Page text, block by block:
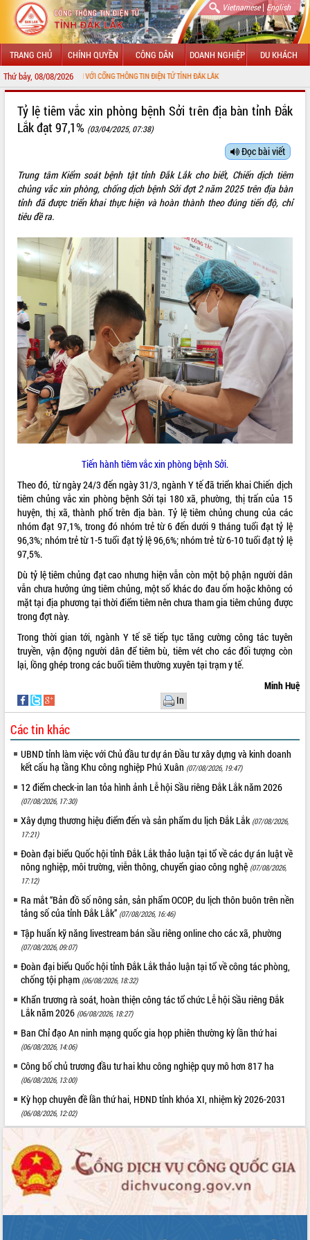
Vietnamese| English
TRANG CHỦ CHÍNH QUYỀN CÔNG DÂN DOANH NGHIỆP DU KHÁCH
Thứ bảy, 08/08/2026
CHÀO MỪNG ĐẾN VỚI CỔNG THÔNG TIN ĐIỆN TỬ TỈNH ĐẮK LẮK
LÃNH ĐẠO UBND TỈNH
SỞ, BAN, NGÀNH
UBND CÁC XÃ, PHƯỜNG
THÔNG TIN CHỈ ĐẠO ĐIỀU HÀNH
HỆ THỐNG VĂN BẢN
VĂN BẢN HĐND TỈNH
ĐIỂM TIN VĂN BẢN
QUY HOẠCH - KẾ HOẠCH
VIDEO
Loading the player...
và tặng quà người dân xã Cư Pui
tháng 7/2026
Lễ truy tặng danh hiệu “Bà Mẹ Việt
Nam Anh hùng” và trao Huân chương
UBND tỉnh Đắk Lắk triển khai nhiệm
vụ 6 tháng cuối năm 2026
Kỳ họp thứ Hai, Hội đồng nhân dân
tỉnh khóa XI quyết nghị nhiều nội dung
quan trọng
Bí thư Tỉnh ủy Lương Nguyễn Minh
Triết thăm, tặng quà người có công với
cách mạng
Rà soát, hoàn thiện hệ thống thiết chế
văn hóa, thể thao đáp ứng yêu cầu
phát triển mới
Thường trực HĐND tỉnh Đắk Lắk gặp
mặt Đoàn chuyên gia y tế TP. Hồ Chí
Minh
Lễ truy điệu và an táng hài cốt liệt sĩ
tại Nghĩa trang Liệt sĩ xã Sơn Hòa
Bàn giải pháp tháo gỡ khó khăn trong
xuất khẩu sầu riêng và triển khai quy
định EUDR
Thứ trưởng Bộ Nông nghiệp và Môi
trường Nguyễn Hoàng Hiệp khảo sát
vùng trồng và doanh nghiệp đóng gói
sầu riêng tại Đắk Lắk
món ăn từ sầu riêng
Đắk Lắk công bố Quy hoạch và xúc
tiến đầu tư tỉnh
Ngành cá ngừ Đắk Lắk chủ động thích
ứng để giữ vững thị trường xuất khẩu
ALBUM ẢNH
LIÊN KẾT WEB
THỐNG KÊ TRUY CẬP
Hôm nay: 28199
Tất cả: 66073522
Tỷ lệ tiêm vắc xin phòng bệnh Sởi trên địa bàn tỉnh Đắk
Lắk đạt 97,1% (03/04/2025, 07:38)
Đọc bài viết
Trung tâm Kiểm soát bệnh tật tỉnh Đắk Lắk cho biết, Chiến dịch tiêm
chủng vắc xin phòng, chống dịch bệnh Sởi đợt 2 năm 2025 trên địa bàn
tỉnh đã được triển khai thực hiện và hoàn thành theo đúng tiến độ, chỉ
tiêu đề ra.
Tiến hành tiêm vắc xin phòng bệnh Sởi.
Theo đó, từ ngày 24/3 đến ngày 31/3, ngành Y tế đã triển khai Chiến dịch
tiêm chủng vắc xin phòng bệnh Sởi tại 180 xã, phường, thị trấn của 15
huyện, thị xã, thành phố trên địa bàn. Tỷ lệ tiêm chủng chung của các
nhóm đạt 97,1%, trong đó nhóm trẻ từ 6 đến dưới 9 tháng tuổi đạt tỷ lệ
96,3%; nhóm trẻ từ 1-5 tuổi đạt tỷ lệ 96,6%; nhóm trẻ từ 6-10 tuổi đạt tỷ lệ
97,5%.
Dù tỷ lệ tiêm chủng đạt cao nhưng hiện vẫn còn một bộ phận người dân
vẫn chưa hưởng ứng tiêm chủng, một số khác do đau ốm hoặc không có
mặt tại địa phương tại thời điểm tiêm nên chưa tham gia tiêm chủng được
trong đợt này.
Trong thời gian tới, ngành Y tế sẽ tiếp tục tăng cường công tác tuyên
truyền, vận động người dân để tiêm bù, tiêm vét cho các đối tượng còn
lại, lồng ghép trong các buổi tiêm thường xuyên tại trạm y tế.
Minh Huệ
In
Các tin khác
UBND tỉnh làm việc với Chủ đầu tư dự án Đầu tư xây dựng và kinh doanh
kết cấu hạ tầng Khu công nghiệp Phú Xuân (07/08/2026, 19:47)
12 điểm check-in lan tỏa hình ảnh Lễ hội Sầu riêng Đắk Lắk năm 2026
(07/08/2026, 17:30)
Xây dựng thương hiệu điểm đến và sản phẩm du lịch Đắk Lắk (07/08/2026,
17:21)
Đoàn đại biểu Quốc hội tỉnh Đắk Lắk thảo luận tại tổ về các dự án luật về
nông nghiệp, môi trường, viễn thông, chuyển giao công nghệ (07/08/2026,
17:12)
Ra mắt “Bản đồ số nông sản, sản phẩm OCOP, du lịch thôn buôn trên nền
tảng số của tỉnh Đắk Lắk” (07/08/2026, 16:46)
Tập huấn kỹ năng livestream bán sầu riêng online cho các xã, phường
(07/08/2026, 09:07)
Đoàn đại biểu Quốc hội tỉnh Đắk Lắk thảo luận tại tổ về công tác phòng,
chống tội phạm (06/08/2026, 18:32)
Khẩn trương rà soát, hoàn thiện công tác tổ chức Lễ hội Sầu riêng Đắk
Lắk năm 2026 (06/08/2026, 18:27)
Ban Chỉ đạo An ninh mạng quốc gia họp phiên thường kỳ lần thứ hai
(06/08/2026, 14:06)
Công bố chủ trương đầu tư hai khu công nghiệp quy mô hơn 817 ha
(06/08/2026, 13:00)
Kỳ họp chuyên đề lần thứ hai, HĐND tỉnh khóa XI, nhiệm kỳ 2026-2031
(06/08/2026, 12:02)